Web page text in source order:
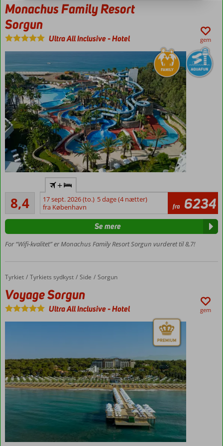
Monachus Family Resort
Sorgun
Ultra All Inclusive-Hotel gem
Masser af
vandrutsjebaner
Ved
strand
faciliteter
for børn
med
plads til
8,4Meget godt
59
anmeldelser
+
17 sept. 2026 (to.) 5 dage (4 nætter)
fra København
fra 6234
For “Wifi-kvalitet” er Monachus Family Resort Sorgun vurderet til 8,7!
Se mere
Forside
Tyrkiet Tyrkiets sydkyst Side Sorgun
Voyage Sorgun
Voyage Sorgun
Ultra All Inclusive-Hotel gem